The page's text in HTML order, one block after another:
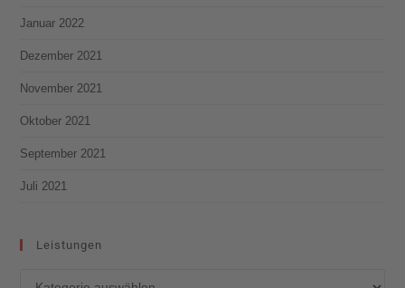
Januar 2022
Dezember 2021
November 2021
Oktober 2021
September 2021
Juli 2021
Leistungen